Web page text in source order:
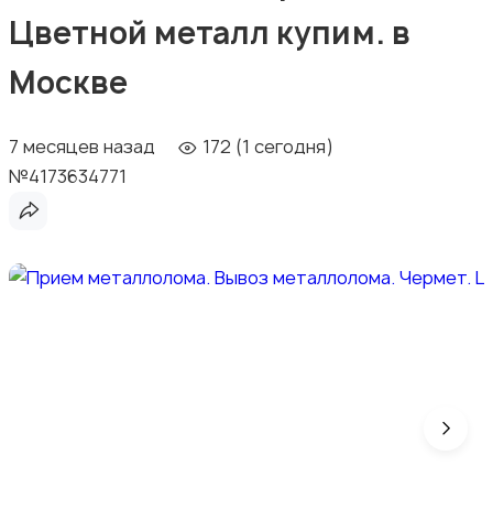
Цветной металл купим. в
Москве
7 месяцев назад
172 (1 сегодня)
№4173634771